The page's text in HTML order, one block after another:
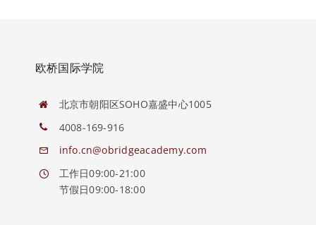
欧桥国际学院
北京市朝阳区SOHO嘉盛中心1005
4008-169-916
info.cn@obridgeacademy.com
工作日09:00-21:00
节假日09:00-18:00